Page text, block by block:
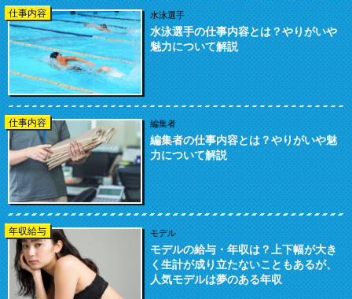
仕事内容 水泳選手
水泳選手の仕事内容とは？やりがいや
魅力について解説
仕事内容 編集者
編集者の仕事内容とは？やりがいや魅
力について解説
年収給与 モデル
モデルの給与・年収は？上下幅が大き
く生計が成り立たないこともあるが、
人気モデルは夢のある年収